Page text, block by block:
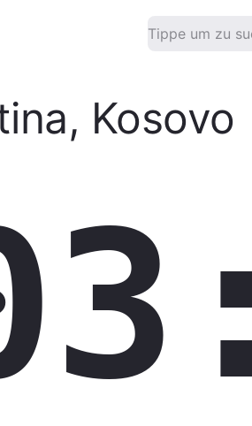
, Kosovo